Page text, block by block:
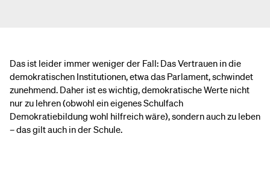
Das ist leider immer weniger der Fall: Das Vertrauen in die
demokratischen Institutionen, etwa das Parlament, schwindet
zunehmend. Daher ist es wichtig, demokratische Werte nicht
nur zu lehren (obwohl ein eigenes Schulfach
Demokratiebildung wohl hilfreich wäre), sondern auch zu leben
– das gilt auch in der Schule.